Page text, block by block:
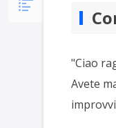
"Ciao
Avete